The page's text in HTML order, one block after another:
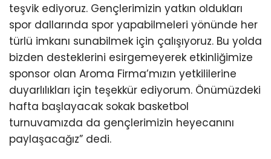
teşvik ediyoruz. Gençlerimizin yatkın oldukları
spor dallarında spor yapabilmeleri yönünde her
türlü imkanı sunabilmek için çalışıyoruz. Bu yolda
bizden desteklerini esirgemeyerek etkinliğimize
sponsor olan Aroma Firma’mızın yetkililerine
duyarlılıkları için teşekkür ediyorum. Önümüzdeki
hafta başlayacak sokak basketbol
turnuvamızda da gençlerimizin heyecanını
paylaşacağız” dedi.